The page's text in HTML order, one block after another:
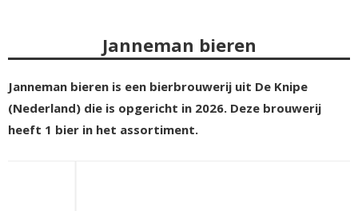
Janneman bieren
Janneman bieren is een bierbrouwerij uit De Knipe
(Nederland) die is opgericht in 2026. Deze brouwerij
heeft 1 bier in het assortiment.